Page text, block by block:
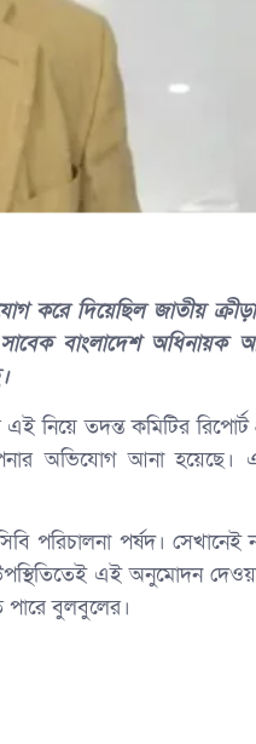
করে দিয়েছিল জাতীয়
সাবেক বাংলাদেশ
নিয়ে তদন্ত কমিটির রিপোর্ট
অভিযোগ আনা
পরিচালনা পর্ষদ। সেখানেই
এই অনুমোদন
পারে বুলবুলের।